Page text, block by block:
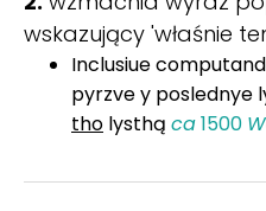
wskazujący 'właśnie
Inclusiue
pyrzve y poslednye
tho lysthą ca1500